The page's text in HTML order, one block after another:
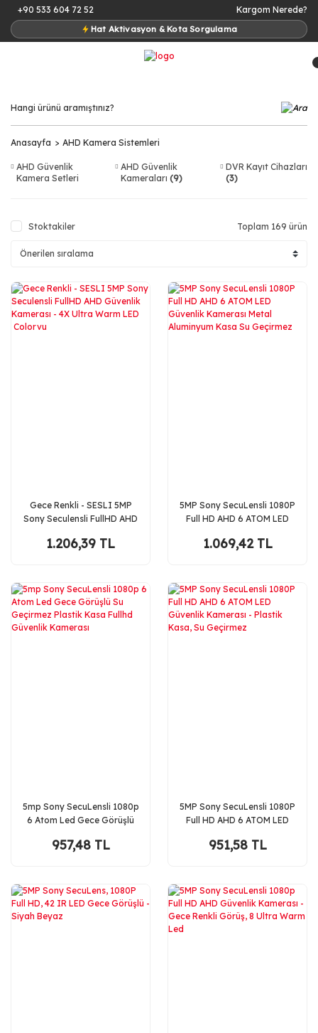
+90 533 604 72 52
Hat Aktivasyon & Kota Sorgulama
Kargom Nerede?
Anasayfa AHD Kamera Sistemleri
AHD Güvenlik
Kamera Setleri
AHD Güvenlik
Kameraları(9)
DVR Kayıt Cihazları
(3)
Stoktakiler Toplam 169 ürün
Gece Renkli - SESLI 5MP
Sony Seculensli FullHD AHD
Ultra Warm LED Colorvu
1.206,39 TL
5MP Sony SecuLensli 1080P
Full HD AHD 6 ATOM LED
Aluminyum Kasa Su
1.069,42 TL
5mp Sony SecuLensli 1080p
6 Atom Led Gece Görüşlü
Fullhd Güvenlik Kamerası
957,48 TL
5MP Sony SecuLensli 1080P
Full HD AHD 6 ATOM LED
Kasa, Su Geçirmez
951,58 TL